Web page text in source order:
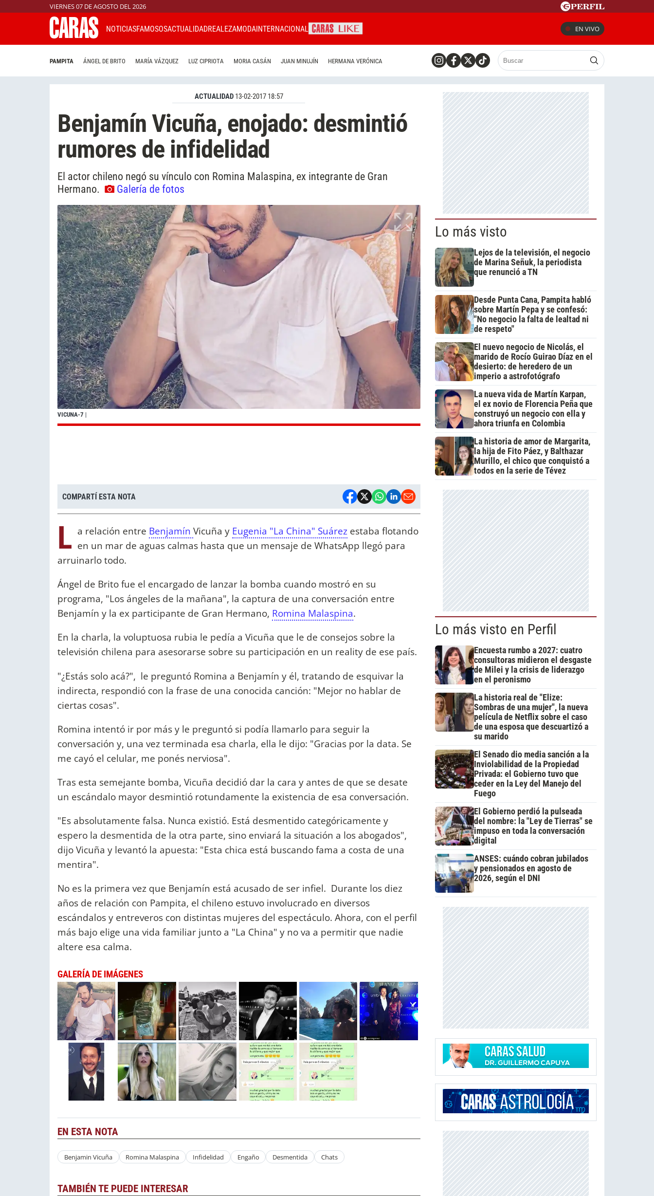
VIERNES 07 DE AGOSTO DEL 2026
NOTICIASFAMOSOSACTUALIDADREALEZAMODAINTERNACIONAL EN VIVO
PAMPITA ÁNGEL DE BRITO MARÍA VÁZQUEZ LUZ CIPRIOTA MORIA CASÁN JUAN MINUJÍN HERMANA VERÓNICA
ACTUALIDAD 13-02-2017 18:57
Benjamín Vicuña, enojado: desmintió
rumores de infidelidad
El actor chileno negó su vínculo con Romina Malaspina, ex integrante de Gran
Hermano.
Galería de fotos
VICUNA-7 |
COMPARTÍ ESTA NOTA
L a relación entre Benjamín Vicuña y Eugenia "La China" Suárez estaba flotando
en un mar de aguas calmas hasta que un mensaje de WhatsApp llegó para
arruinarlo todo.
Ángel de Brito fue el encargado de lanzar la bomba cuando mostró en su
programa, "Los ángeles de la mañana", la captura de una conversación entre
Benjamín y la ex participante de Gran Hermano, Romina Malaspina.
En la charla, la voluptuosa rubia le pedía a Vicuña que le de consejos sobre la
televisión chilena para asesorarse sobre su participación en un reality de ese país.
"¿Estás solo acá?", le preguntó Romina a Benjamín y él, tratando de esquivar la
indirecta, respondió con la frase de una conocida canción: "Mejor no hablar de
ciertas cosas".
Romina intentó ir por más y le preguntó si podía llamarlo para seguir la
conversación y, una vez terminada esa charla, ella le dijo: "Gracias por la data. Se
me cayó el celular, me ponés nerviosa".
Tras esta semejante bomba, Vicuña decidió dar la cara y antes de que se desate
un escándalo mayor desmintió rotundamente la existencia de esa conversación.
"Es absolutamente falsa. Nunca existió. Está desmentido categóricamente y
espero la desmentida de la otra parte, sino enviará la situación a los abogados",
dijo Vicuña y levantó la apuesta: "Esta chica está buscando fama a costa de una
mentira".
No es la primera vez que Benjamín está acusado de ser infiel. Durante los diez
años de relación con Pampita, el chileno estuvo involucrado en diversos
escándalos y entreveros con distintas mujeres del espectáculo. Ahora, con el perfil
más bajo elige una vida familiar junto a "La China" y no va a permitir que nadie
altere esa calma.
GALERÍA DE IMÁGENES
EN ESTA NOTA
Benjamin Vicuña Romina Malaspina Infidelidad Engaño Desmentida Chats
TAMBIÉN TE PUEDE INTERESAR
Lo más visto
Lejos de la televisión, el negocio
de Marina Señuk, la periodista
que renunció a TN
Desde Punta Cana, Pampita habló
sobre Martín Pepa y se confesó:
"No negocio la falta de lealtad ni
de respeto"
El nuevo negocio de Nicolás, el
marido de Rocío Guirao Díaz en el
desierto: de heredero de un
imperio a astrofotógrafo
La nueva vida de Martín Karpan,
el ex novio de Florencia Peña que
construyó un negocio con ella y
ahora triunfa en Colombia
La historia de amor de Margarita,
la hija de Fito Páez, y Balthazar
Murillo, el chico que conquistó a
todos en la serie de Tévez
Lo más visto en Perfil
Encuesta rumbo a 2027: cuatro
consultoras midieron el desgaste
de Milei y la crisis de liderazgo
en el peronismo
La historia real de "Elize:
Sombras de una mujer", la nueva
película de Netflix sobre el caso
de una esposa que descuartizó a
su marido
El Senado dio media sanción a la
Inviolabilidad de la Propiedad
Privada: el Gobierno tuvo que
ceder en la Ley del Manejo del
Fuego
El Gobierno perdió la pulseada
del nombre: la "Ley de Tierras" se
impuso en toda la conversación
digital
ANSES: cuándo cobran jubilados
y pensionados en agosto de
2026, según el DNI